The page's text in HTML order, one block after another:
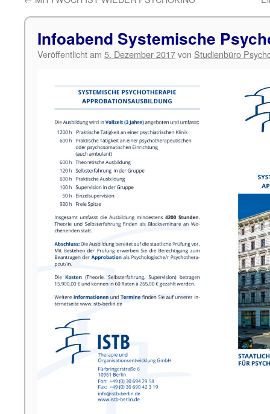
Infoabend Systemische
Veröffentlicht am 5. Dezember 2017von Studienbüro